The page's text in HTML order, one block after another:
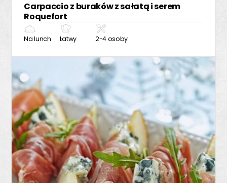
Carpaccio z buraków z sałatą i serem
Roquefort
Na lunch Łatwy 2-4 osoby